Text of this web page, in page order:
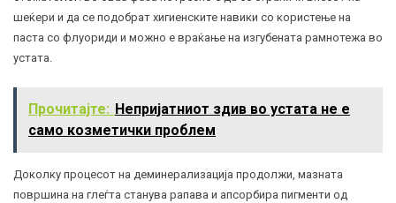
шеќери и да се подобрат хигиенските навики со користење на
паста со флуориди и можно е враќање на изгубената рамнотежа во
устата.
Прочитајте: Непријатниот здив во устата не е
само козметички проблем
Доколку процесот на деминерализација продолжи, мазната
површина на глеѓта станува рапава и апсорбира пигменти од